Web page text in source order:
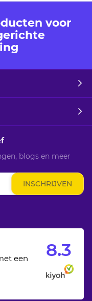
voor
blogs en meer
INSCHRIJVEN
een
8.3